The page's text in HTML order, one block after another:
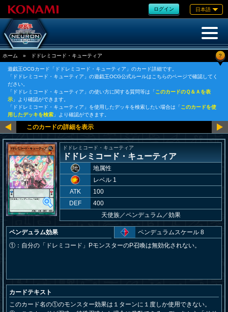
ログイン 日本語
ホーム » ドドレミコード・キューティア ?
遊戯王OCGカード「ドドレミコード・キューティア」のカード詳細です。
「ドドレミコード・キューティア」の遊戯王OCG公式ルールはこちらのページで確認してく
ださい。
「ドドレミコード・キューティア」の使い方に関する質問等は「このカードのＱ＆Ａを表
示 」より確認ができます。
「ドドレミコード・キューティア」を使用したデッキを検索したい場合は「このカードを使
用したデッキを検索 」より確認ができます。
ドドレミコード・キューティア
ドドレミコード・キューティア
地属性
レベル 1
ATK
100
DEF
400
天使族／ペンデュラム／効果
ペンデュラム効果
ペンデュラムスケール 8
①：自分の「ドレミコード」PモンスターのP召喚は無効化されない。
カードテキスト
このカード名の①のモンスター効果は１ターンに１度しか使用できない。